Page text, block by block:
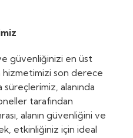
güvenliğinizi en üst
hizmetimizi son derece
süreçlerimiz, alanında
tarafından
alanın güvenliğini ve
etkinliğiniz için ideal